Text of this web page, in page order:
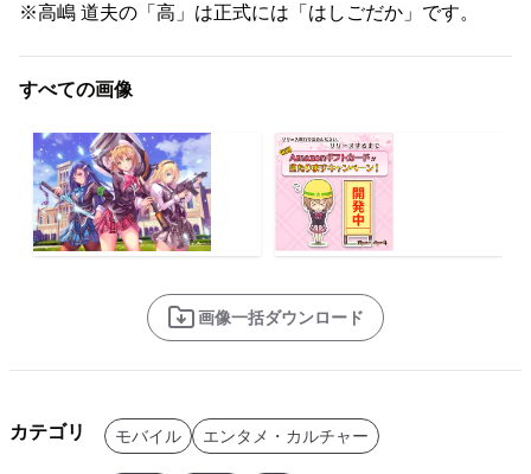
※高嶋 道夫の「高」は正式には「はしごだか」です。
すべての画像
画像一括ダウンロード
カテゴリ モバイル エンタメ・カルチャー